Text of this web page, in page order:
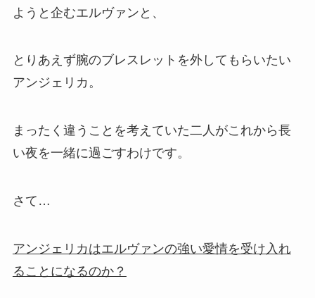
ようと企むエルヴァンと、
とりあえず腕のブレスレットを外してもらいたい
アンジェリカ。
まったく違うことを考えていた二人がこれから長
い夜を一緒に過ごすわけです。
さて…
アンジェリカはエルヴァンの強い愛情を受け入れ
ることになるのか？